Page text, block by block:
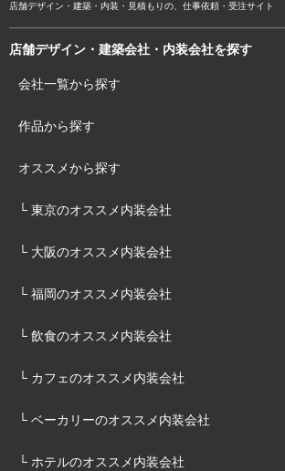
店舗デザイン・建築・内装・見積もりの、仕事依頼・受注サイト
店舗デザイン・建築会社・内装会社を探す
会社一覧から探す
作品から探す
オススメから探す
└ 東京のオススメ内装会社
└ 大阪のオススメ内装会社
└ 福岡のオススメ内装会社
└ 飲食のオススメ内装会社
└ カフェのオススメ内装会社
└ ベーカリーのオススメ内装会社
└ ホテルのオススメ内装会社